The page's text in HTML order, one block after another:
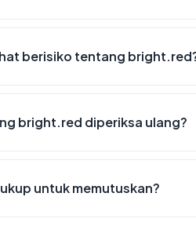
berisiko tentang
bright.red diperiksa ulang?
untuk memutuskan?